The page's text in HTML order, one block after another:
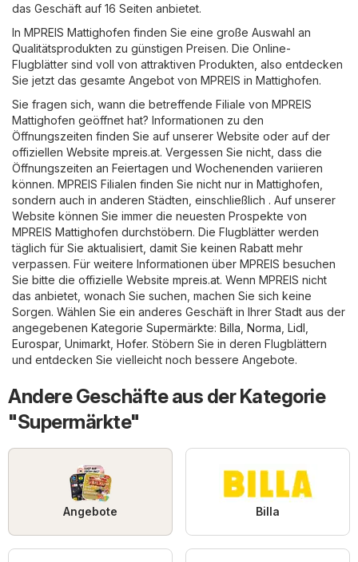
das Geschäft auf 16 Seiten anbietet.
In MPREIS Mattighofen finden Sie eine große Auswahl an
Qualitätsprodukten zu günstigen Preisen. Die Online-
Flugblätter sind voll von attraktiven Produkten, also entdecken
Sie jetzt das gesamte Angebot von MPREIS in Mattighofen.
Sie fragen sich, wann die betreffende Filiale von MPREIS
Mattighofen geöffnet hat? Informationen zu den
Öffnungszeiten finden Sie auf unserer Website oder auf der
offiziellen Website mpreis.at. Vergessen Sie nicht, dass die
Öffnungszeiten an Feiertagen und Wochenenden variieren
können. MPREIS Filialen finden Sie nicht nur in Mattighofen,
sondern auch in anderen Städten, einschließlich . Auf unserer
Website können Sie immer die neuesten Prospekte von
MPREIS Mattighofen durchstöbern. Die Flugblätter werden
täglich für Sie aktualisiert, damit Sie keinen Rabatt mehr
verpassen. Für weitere Informationen über MPREIS besuchen
Sie bitte die offizielle Website mpreis.at. Wenn MPREIS nicht
das anbietet, wonach Sie suchen, machen Sie sich keine
Sorgen. Wählen Sie ein anderes Geschäft in Ihrer Stadt aus der
angegebenen Kategorie Supermärkte: Billa Norma Lidl
Eurospar, Unimarkt Hofer. Stöbern Sie in deren Flugblättern
und entdecken Sie vielleicht noch bessere Angebote.
Andere Geschäfte aus der Kategorie
"Supermärkte"
Angebote Billa